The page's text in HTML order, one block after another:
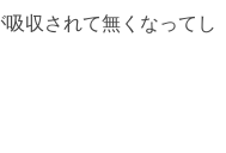
収されて無くなってし